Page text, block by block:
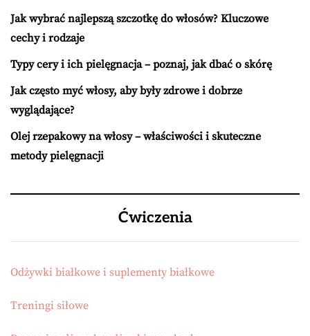
Jak wybrać najlepszą szczotkę do włosów? Kluczowe
cechy i rodzaje
Typy cery i ich pielęgnacja – poznaj, jak dbać o skórę
Jak często myć włosy, aby były zdrowe i dobrze
wyglądające?
Olej rzepakowy na włosy – właściwości i skuteczne
metody pielęgnacji
Ćwiczenia
Odżywki białkowe i suplementy białkowe
Treningi siłowe